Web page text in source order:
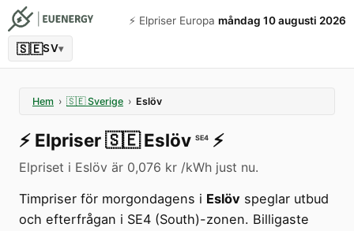
⚡️ Elpriser Europa måndag 10 augusti 2026
🇸🇪SV▾
Hem › 🇸🇪 Sverige › Eslöv
⚡️ Elpriser🇸🇪 Eslöv SE4 ⚡️
Elpriset i Eslöv är 0,076 kr /kWh just nu.
Timpriser för morgondagens i Eslöv speglar utbud
och efterfrågan i SE4 (South)-zonen. Billigaste